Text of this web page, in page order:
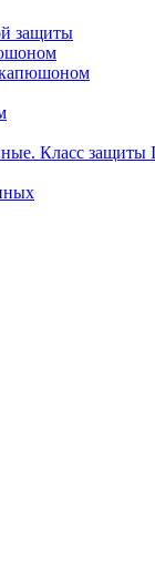
защиты
Класс защиты